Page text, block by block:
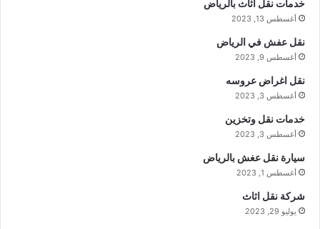
خدمات نقل اثاث بالرياض
أغسطس 13, 2023
نقل عفش في الرياض
أغسطس 9, 2023
نقل اغراض عروسه
أغسطس 3, 2023
خدمات نقل وتخزين
أغسطس 3, 2023
سيارة نقل عغش بالرياض
أغسطس 1, 2023
شركة نقل اثاث
يوليو 29, 2023